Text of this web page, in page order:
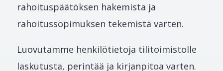
rahoituspäätöksen hakemista ja
rahoitussopimuksen tekemistä varten.
Luovutamme henkilötietoja tilitoimistolle
laskutusta, perintää ja kirjanpitoa varten.